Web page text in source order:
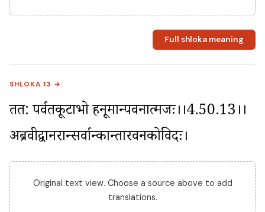
Full shloka meaning
SHLOKA 13 →
तत: पर्वतकूटाभो हनूमान्पवनात्मजः।।4.50.13।।
अब्रवीद्वानरान्सर्वान्कान्तारवनकोविदः।
Original text view. Choose a source above to add
translations.